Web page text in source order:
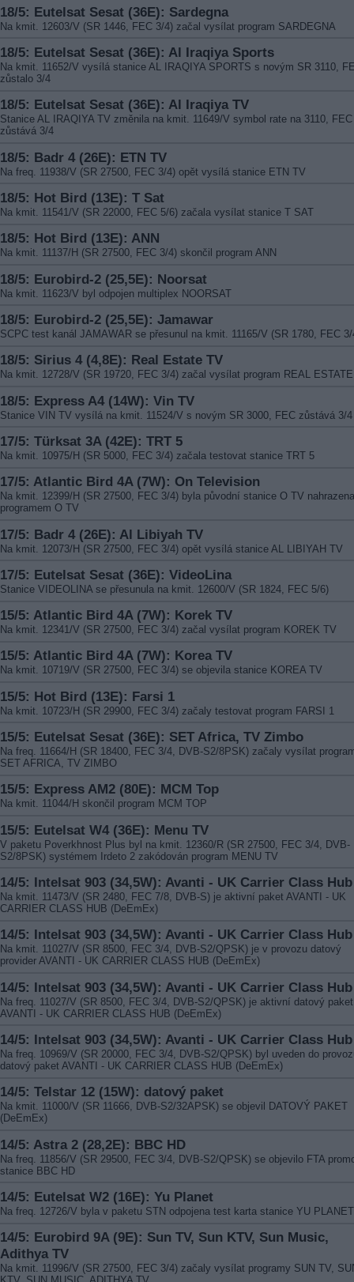
18/5: Eutelsat Sesat (36E): Sardegna
Na kmit. 12603/V (SR 1446, FEC 3/4) začal vysílat program SARDEGNA
18/5: Eutelsat Sesat (36E): Al Iraqiya Sports
Na kmit. 11652/V vysílá stanice AL IRAQIYA SPORTS s novým SR 3110,
zůstalo 3/4
18/5: Eutelsat Sesat (36E): Al Iraqiya TV
Stanice AL IRAQIYA TV změnila na kmit. 11649/V symbol rate na 3110, FEC
zůstává 3/4
18/5: Badr 4 (26E): ETN TV
Na freq. 11938/V (SR 27500, FEC 3/4) opět vysílá stanice ETN TV
18/5: Hot Bird (13E): T Sat
Na kmit. 11541/V (SR 22000, FEC 5/6) začala vysílat stanice T SAT
18/5: Hot Bird (13E): ANN
Na kmit. 11137/H (SR 27500, FEC 3/4) skončil program ANN
18/5: Eurobird-2 (25,5E): Noorsat
Na kmit. 11623/V byl odpojen multiplex NOORSAT
18/5: Eurobird-2 (25,5E): Jamawar
SCPC test kanál JAMAWAR se přesunul na kmit. 11165/V (SR 1780, FEC 3/
18/5: Sirius 4 (4,8E): Real Estate TV
Na kmit. 12728/V (SR 19720, FEC 3/4) začal vysílat program REAL
18/5: Express A4 (14W): Vin TV
Stanice VIN TV vysílá na kmit. 11524/V s novým SR 3000, FEC zůstává 3/4
17/5: Türksat 3A (42E): TRT 5
Na kmit. 10975/H (SR 5000, FEC 3/4) začala testovat stanice TRT 5
17/5: Atlantic Bird 4A (7W): On Television
Na kmit. 12399/H (SR 27500, FEC 3/4) byla původní stanice O TV nahrazena
programem O TV
17/5: Badr 4 (26E): Al Libiyah TV
Na kmit. 12073/H (SR 27500, FEC 3/4) opět vysílá stanice AL LIBIYAH TV
17/5: Eutelsat Sesat (36E): VideoLina
Stanice VIDEOLINA se přesunula na kmit. 12600/V (SR 1824, FEC 5/6)
15/5: Atlantic Bird 4A (7W): Korek TV
Na kmit. 12341/V (SR 27500, FEC 3/4) začal vysílat program KOREK TV
15/5: Atlantic Bird 4A (7W): Korea TV
Na kmit. 10719/V (SR 27500, FEC 3/4) se objevila stanice KOREA TV
15/5: Hot Bird (13E): Farsi 1
Na kmit. 10723/H (SR 29900, FEC 3/4) začaly testovat program FARSI 1
15/5: Eutelsat Sesat (36E): SET Africa, TV Zimbo
Na freq. 11664/H (SR 18400, FEC 3/4, DVB-S2/8PSK) začaly vysílat
SET AFRICA, TV ZIMBO
15/5: Express AM2 (80E): MCM Top
Na kmit. 11044/H skončil program MCM TOP
15/5: Eutelsat W4 (36E): Menu TV
V paketu Poverkhnost Plus byl na kmit. 12360/R (SR 27500, FEC 3/4, DVB-
S2/8PSK) systémem Irdeto 2 zakódován program MENU TV
14/5: Intelsat 903 (34,5W): Avanti - UK Carrier Class Hub
Na kmit. 11473/V (SR 2480, FEC 7/8, DVB-S) je aktivní paket AVANTI - UK
CARRIER CLASS HUB (DeEmEx)
14/5: Intelsat 903 (34,5W): Avanti - UK Carrier Class Hub
Na kmit. 11027/V (SR 8500, FEC 3/4, DVB-S2/QPSK) je v provozu datový
provider AVANTI - UK CARRIER CLASS HUB (DeEmEx)
14/5: Intelsat 903 (34,5W): Avanti - UK Carrier Class Hub
Na freq. 11027/V (SR 8500, FEC 3/4, DVB-S2/QPSK) je aktivní datový paket
AVANTI - UK CARRIER CLASS HUB (DeEmEx)
14/5: Intelsat 903 (34,5W): Avanti - UK Carrier Class Hub
Na freq. 10969/V (SR 20000, FEC 3/4, DVB-S2/QPSK) byl uveden do
datový paket AVANTI - UK CARRIER CLASS HUB (DeEmEx)
14/5: Telstar 12 (15W): datový paket
Na kmit. 11000/V (SR 11666, DVB-S2/32APSK) se objevil DATOVÝ PAKET
(DeEmEx)
14/5: Astra 2 (28,2E): BBC HD
Na freq. 11856/V (SR 29500, FEC 3/4, DVB-S2/QPSK) se objevilo FTA
stanice BBC HD
14/5: Eutelsat W2 (16E): Yu Planet
Na freq. 12726/V byla v paketu STN odpojena test karta stanice YU PLANET
14/5: Eurobird 9A (9E): Sun TV, Sun KTV, Sun Music,
Adithya TV
Na kmit. 11996/V (SR 27500, FEC 3/4) začaly vysílat programy SUN TV,